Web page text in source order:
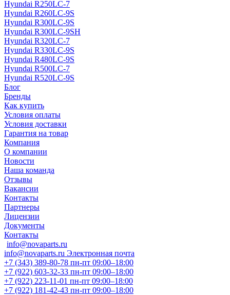
Hyundai R250LC-7
Hyundai R260LC-9S
Hyundai R300LC-9S
Hyundai R300LC-9SH
Hyundai R320LC-7
Hyundai R330LC-9S
Hyundai R480LC-9S
Hyundai R500LC-7
Hyundai R520LC-9S
Блог
Бренды
Как купить
Условия оплаты
Условия доставки
Гарантия на товар
Компания
О компании
Новости
Наша команда
Отзывы
Вакансии
Контакты
Партнеры
Лицензии
Документы
Контакты
info@novaparts.ru
info@novaparts.ru Электронная почта
+7 (343) 389-80-78 пн-пт 09:00–18:00
+7 (922) 603-32-33 пн-пт 09:00–18:00
+7 (922) 223-11-01 пн-пт 09:00–18:00
+7 (922) 181-42-43 пн-пт 09:00–18:00